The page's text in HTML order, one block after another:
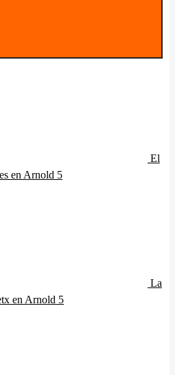
El
en Arnold 5
La
en Arnold 5